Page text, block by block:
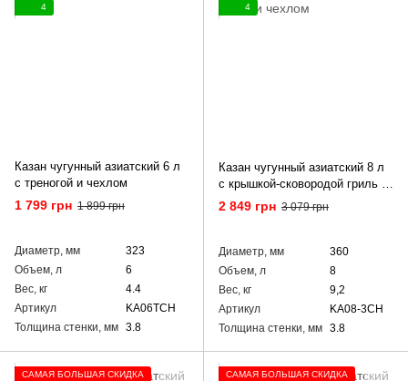
4
Казан чугунный азиатский 6 л
с треногой и чехлом
1 799 грн 1 899 грн
Диаметр, мм
323
Объем, л
6
Вес, кг
4.4
Артикул
KA06TCH
Толщина стенки, мм 3.8
4
Казан чугунный азиатский 8 л
с крышкой-сковородой гриль и
чехлом
2 849 грн 3 079 грн
Диаметр, мм
360
Объем, л
8
Вес, кг
9,2
Артикул
KA08-3CH
Толщина стенки, мм 3.8
САМАЯ БОЛЬШАЯ СКИДКА
САМАЯ БОЛЬШАЯ СКИДКА